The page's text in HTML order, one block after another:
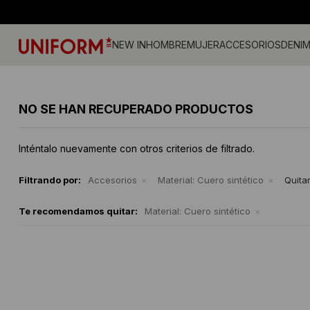
NEW INHOMBRE
Calzado
Camisas
Bermudas
Musculosas
Ropa Interior
Canguros
Sherpas
MUJER
Remeras
Musculosas
Camperas
Buzos
ACCESORIOS
Gorras
Cintos
DENIM
NO SE HAN RECUPERADO PRODUCTOS
Inténtalo nuevamente con otros criterios de filtrado.
Filtrando por: Accesorios Material: Cuero sintético
Te recomendamos quitar: Material: Cuero sintético